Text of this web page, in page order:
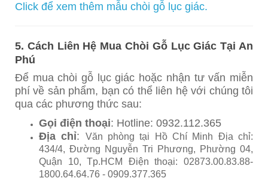
Click để xem thêm mẫu chòi gỗ lục giác.
5. Cách Liên Hệ Mua Chòi Gỗ Lục Giác Tại An
Phú
Để mua chòi gỗ lục giác hoặc nhận tư vấn miễn
phí về sản phẩm, bạn có thể liên hệ với chúng tôi
qua các phương thức sau:
Gọi điện thoại: Hotline: 0932.112.365
Địa chỉ:
Văn phòng tại Hồ Chí Minh Địa chỉ:
434/4, Đường Nguyễn Tri Phương, Phường 04,
Quận 10, Tp.HCM Điện thoại: 02873.00.83.88-
1800.64.64.76 - 0909.377.365